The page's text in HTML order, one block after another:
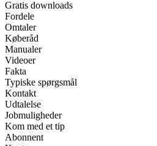
Gratis downloads
Fordele
Omtaler
Køberåd
Manualer
Videoer
Fakta
Typiske spørgsmål
Kontakt
Udtalelse
Jobmuligheder
Kom med et tip
Abonnent